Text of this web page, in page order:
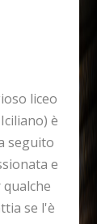
liceo
è
seguito
e
se l'è